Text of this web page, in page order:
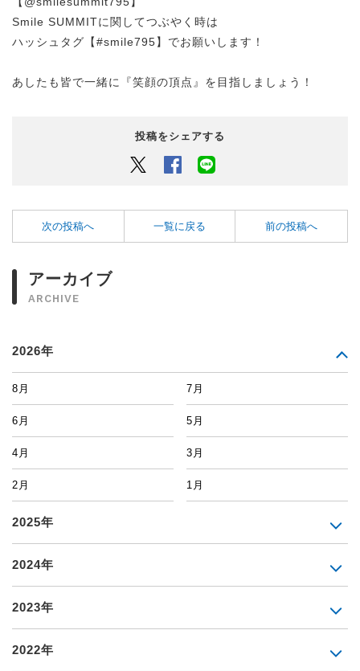
Smile SUMMITに関してつぶやく時は
ハッシュタグ【#smile795】でお願いします！
あしたも皆で一緒に『笑顔の頂点』を目指しましょう！
投稿をシェアする
Twitter Facebook
次の投稿へ 一覧に戻る 前の投稿へ
アーカイブ
ARCHIVE
2026年
8月 7月
6月 5月
4月 3月
2月 1月
2025年
2024年
2023年
2022年